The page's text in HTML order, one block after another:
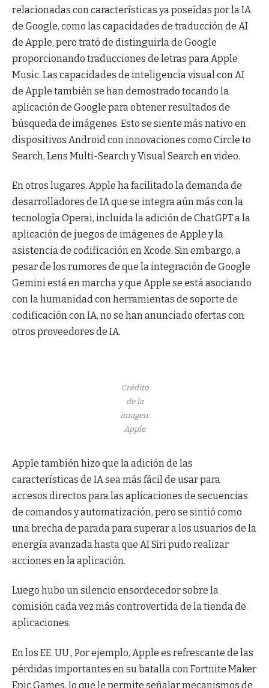
relacionadas con características ya poseídas por la IA
de Google, como las capacidades de traducción de AI
de Apple, pero trató de distinguirla de Google
proporcionando traducciones de letras para Apple
Music. Las capacidades de inteligencia visual con AI
de Apple también se han demostrado tocando la
aplicación de Google para obtener resultados de
búsqueda de imágenes. Esto se siente más nativo en
dispositivos Android con innovaciones como Circle to
Search, Lens Multi-Search y Visual Search en video.
En otros lugares, Apple ha facilitado la demanda de
desarrolladores de IA que se integra aún más con la
tecnología Operai, incluida la adición de ChatGPT a la
aplicación de juegos de imágenes de Apple y la
asistencia de codificación en Xcode. Sin embargo, a
pesar de los rumores de que la integración de Google
Gemini está en marcha y que Apple se está asociando
con la humanidad con herramientas de soporte de
codificación con IA, no se han anunciado ofertas con
otros proveedores de IA.
Crédito
de la
imagen:
Apple
Apple también hizo que la adición de las
características de IA sea más fácil de usar para
accesos directos para las aplicaciones de secuencias
de comandos y automatización, pero se sintió como
una brecha de parada para superar a los usuarios de la
energía avanzada hasta que AI Siri pudo realizar
acciones en la aplicación.
Luego hubo un silencio ensordecedor sobre la
comisión cada vez más controvertida de la tienda de
aplicaciones.
En los EE. UU., Por ejemplo, Apple es refrescante de las
pérdidas importantes en su batalla con Fortnite Maker
Epic Games, lo que le permite señalar mecanismos de